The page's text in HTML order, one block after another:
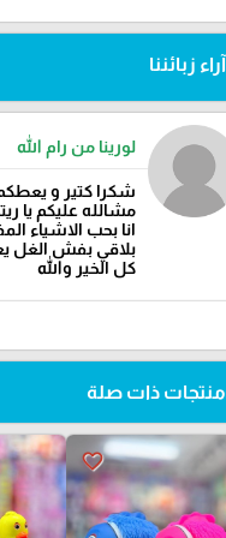
آراء زبائننا
لورينا من رام الله
شكرا كتير و يعطكم
مشالله عليكم يا
انا بحب الاشياء
بلاقي بفش الغل
كل الخير والله
منتجات ذات صلة
favorite_border